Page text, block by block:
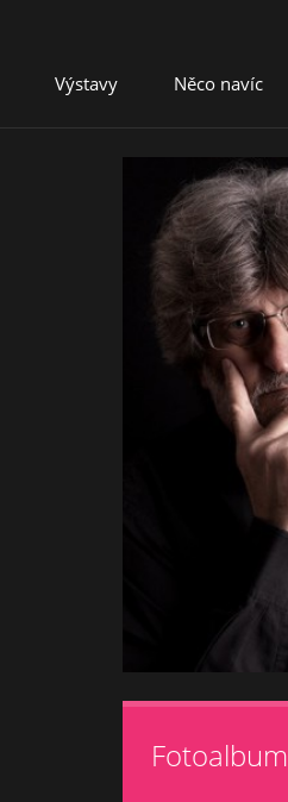
Výstavy Něco navíc
Fotoalbum